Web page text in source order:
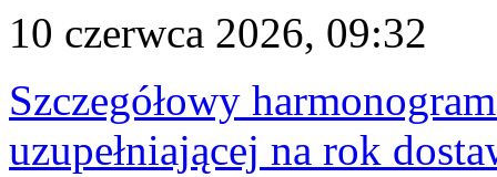
10 czerwca 2026, 09:32
Szczegółowy
uzupełniającej na rok